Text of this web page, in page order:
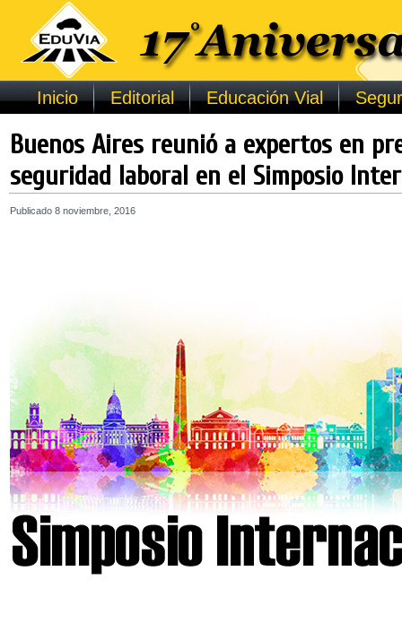
Inicio Editorial Educación Vial
Buenos Aires reunió a expertos en
seguridad laboral en el Simposio
Publicado 8 noviembre, 2016